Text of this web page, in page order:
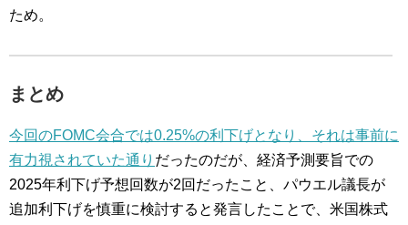
ため。
まとめ
今回のFOMC会合では0.25%の利下げとなり、それは事前に
有力視されていた通り だったのだが、経済予測要旨での
2025年利下げ予想回数が2回だったこと、パウエル議長が
追加利下げを慎重に検討すると発言したことで、米国株式